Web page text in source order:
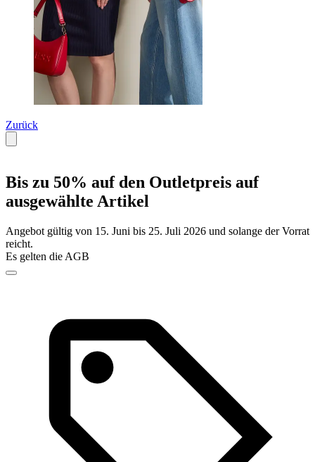
Zurück
Bis zu 50% auf den Outletpreis auf
ausgewählte Artikel
Angebot gültig von 15. Juni bis 25. Juli 2026 und solange der Vorrat
reicht.
Es gelten die AGB